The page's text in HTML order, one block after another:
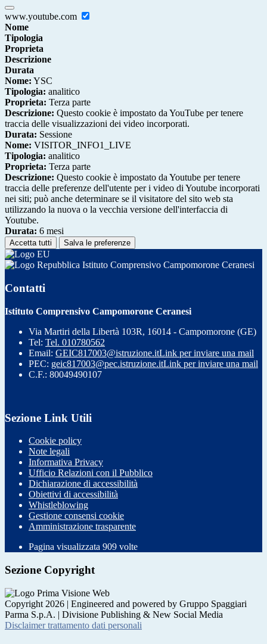
www.youtube.com
Nome
Tipologia
Proprieta
Descrizione
Durata
Nome: YSC
Tipologia: analitico
Proprieta: Terza parte
Descrizione: Questo cookie è impostato da YouTube per tenere
traccia delle visualizzazioni dei video incorporati.
Durata: Sessione
Nome: VISITOR_INFO1_LIVE
Tipologia: analitico
Proprieta: Terza parte
Descrizione: Questo cookie è impostato da Youtube per tenere
traccia delle preferenze dell'utente per i video di Youtube incorporati
nei siti; può anche determinare se il visitatore del sito web sta
utilizzando la nuova o la vecchia versione dell'interfaccia di
Youtube.
Durata: 6 mesi
Accetta tutti Salva le preferenze
Istituto Comprensivo Campomorone Ceranesi
Contatti
Istituto Comprensivo Campomorone Ceranesi
Via Martiri della Libertà 103R, 16014 - Campomorone (GE)
Tel: Tel. 010780562
Email: GEIC817003@istruzione.itLink per inviare una mail
PEC: geic817003@pec.istruzione.itLink per inviare una mail
C.F.: 80049490107
Sezione Link Utili
Cookie policy
Note legali
Informativa Privacy
Ufficio Relazioni con il Pubblico
Dichiarazione di accessibilità
Obiettivi di accessibilità
Whistleblowing
Gestione consensi cookie
Amministrazione trasparente
Pagina visualizzata 909 volte
Sezione Copyright
Copyright 2026 | Engineered and powered by Gruppo Spaggiari
Parma S.p.A. | Divisione Publishing & New Social Media
Disclaimer trattamento dati personali